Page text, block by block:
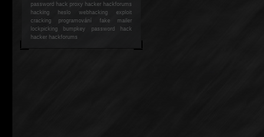
password hack proxy hacker hackforums
hacking heslo webhacking exploit
cracking programování fake mailer
lockpicking bumpkey password hack
hackerhackforums